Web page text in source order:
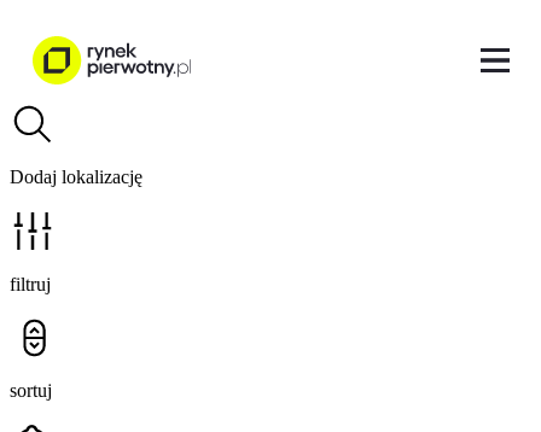
Dodaj lokalizację
filtruj
sortuj